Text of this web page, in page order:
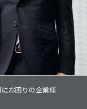
お困りの企業様